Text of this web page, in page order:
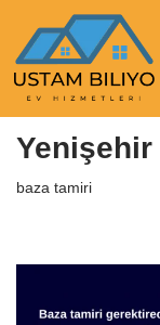
İçeriğe
geç
Anasayfa|baza tamiri
Yenişehir
baza tamiri